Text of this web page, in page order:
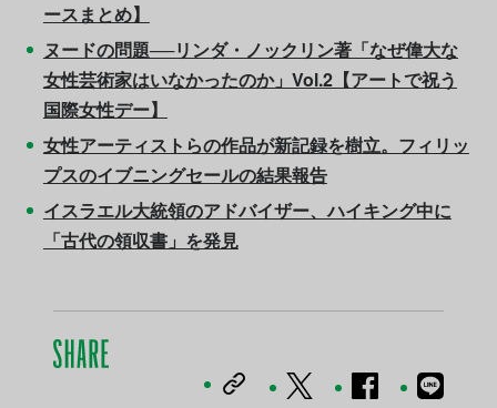
ースまとめ】
ヌードの問題──リンダ・ノックリン著「なぜ偉大な
女性芸術家はいなかったのか」Vol.2【アートで祝う
国際女性デー】
女性アーティストらの作品が新記録を樹立。フィリッ
プスのイブニングセールの結果報告
イスラエル大統領のアドバイザー、ハイキング中に
「古代の領収書」を発見